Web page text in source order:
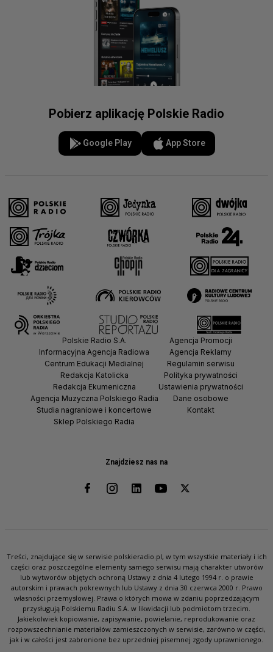
Pobierz aplikację Polskie Radio
Google Play App Store
Znajdziesz nas na
Polskie Radio S.A.
Informacyjna Agencja Radiowa
Centrum Edukacji Medialnej
Redakcja Katolicka
Redakcja Ekumeniczna
Agencja Muzyczna Polskiego Radia
Studia nagraniowe i koncertowe
Sklep Polskiego Radia
Agencja Promocji
Agencja Reklamy
Regulamin serwisu
Polityka prywatności
Ustawienia prywatności
Dane osobowe
Kontakt
Treści, znajdujące się w serwisie polskieradio.pl, w tym wszystkie materiały i ich
części oraz poszczególne elementy samego serwisu mają charakter utworów
lub wytworów objętych ochroną Ustawy z dnia 4 lutego 1994 r. o prawie
autorskim i prawach pokrewnych lub Ustawy z dnia 30 czerwca 2000 r. Prawo
własności przemysłowej. Prawa o których mowa w zdaniu poprzedzającym
przysługują Polskiemu Radiu S.A. w likwidacji lub podmiotom trzecim.
Jakiekolwiek kopiowanie, zapisywanie, powielanie, reprodukowanie oraz
rozpowszechnianie materiałów zamieszczonych w serwisie, zarówno w części,
jak i w całości jest zabronione bez uprzedniej pisemnej zgody uprawnionego.